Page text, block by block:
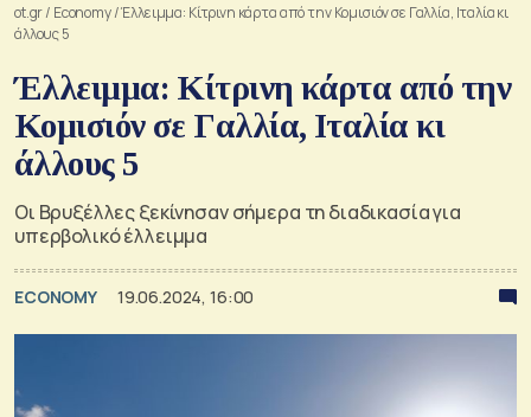
ot.gr/ Economy/Έλλειμμα: Κίτρινη κάρτα από την Κομισιόν σε Γαλλία, Ιταλία κι
άλλους 5
Έλλειμμα: Κίτρινη κάρτα από την
Κομισιόν σε Γαλλία, Ιταλία κι
άλλους 5
Οι Βρυξέλλες ξεκίνησαν σήμερα τη διαδικασία για
υπερβολικό έλλειμμα
ECONOMY 19.06.2024, 16:00